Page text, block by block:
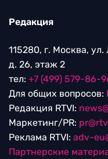
Редакция
115280, г. Москва,
д. 26, этаж 2
тел: +7 (499) 579-86-
Для общих вопросов:
Редакция RTVI:
Маркетинг/PR:
Реклама RTVI: adv-
Партнерские